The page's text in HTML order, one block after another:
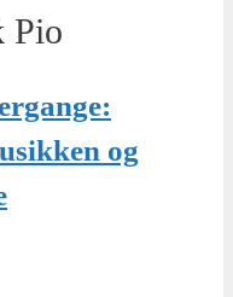
Pio
og